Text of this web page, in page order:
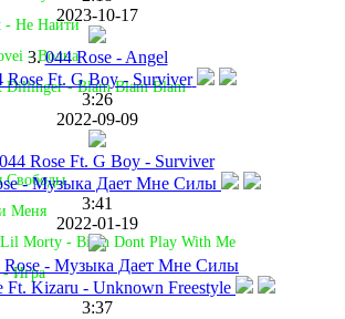
- Не Найти
- Волна
Dillinger - Blam Blam Blam
Свободы
Меня
Morty - Bitch Dont Play With Me
- Игра
2023-10-17
3.044 Rose - Angel
3:26
2022-09-09
044 Rose Ft. G Boy - Surviver
3:41
2022-01-19
Rose - Музыка Дает Мне Силы
3:37